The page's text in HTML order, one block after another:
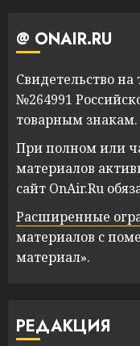
@ ONAIR.RU
Свидетельство
№264991
товарным знакам.
При полном или
материалов
сайт OnAir.Ru
Расширенные
материалов с
материал».
РЕДАКЦИЯ